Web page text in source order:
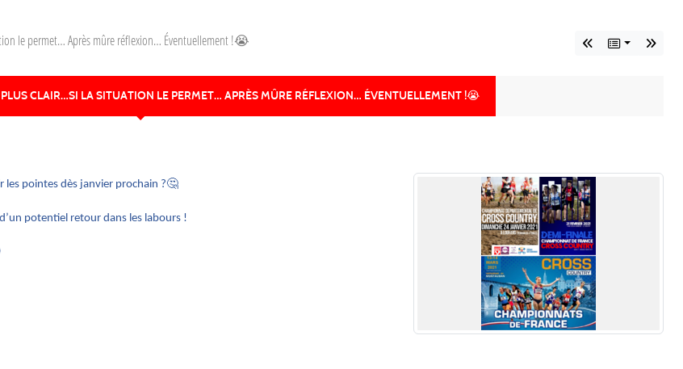
le permet… Après mûre réflexion… Éventuellement !😭
CLAIR…SI LA SITUATION LE PERMET… APRÈS MÛRE RÉFLEXION… ÉVENTUELLEMENT !😭
pointes dès janvier prochain ?🤔
potentiel retour dans les labours !